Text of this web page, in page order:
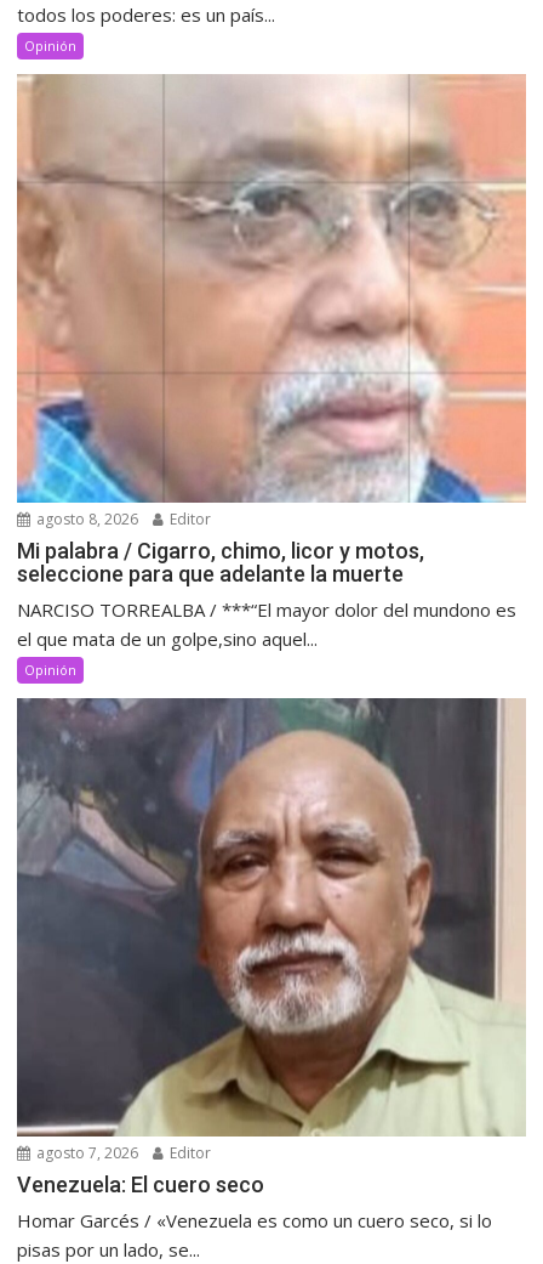
todos los poderes: es un país...
Opinión
agosto 8, 2026 Editor
Mi palabra / Cigarro, chimo, licor y motos,
seleccione para que adelante la muerte
NARCISO TORREALBA / ***“El mayor dolor del mundono es
el que mata de un golpe,sino aquel...
Opinión
agosto 7, 2026 Editor
Venezuela: El cuero seco
Homar Garcés / «Venezuela es como un cuero seco, si lo
pisas por un lado, se...